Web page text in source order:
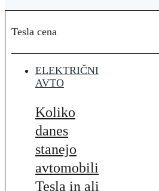
Tesla cena
ELEKTRIČNI
AVTO
Koliko
danes
stanejo
avtomobili
Tesla in ali